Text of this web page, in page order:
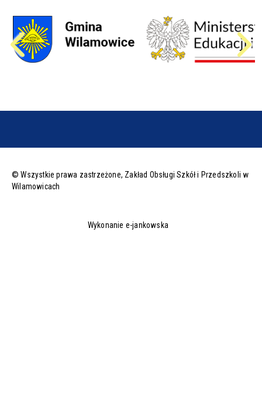
© Wszystkie prawa zastrzeżone, Zakład Obsługi Szkół i Przedszkoli w
Wilamowicach
Wykonanie e-jankowska